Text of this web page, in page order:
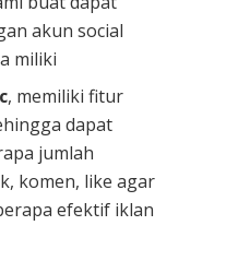
akun social
miliki
, memiliki fitur
dapat
jumlah
komen, like agar
efektif iklan